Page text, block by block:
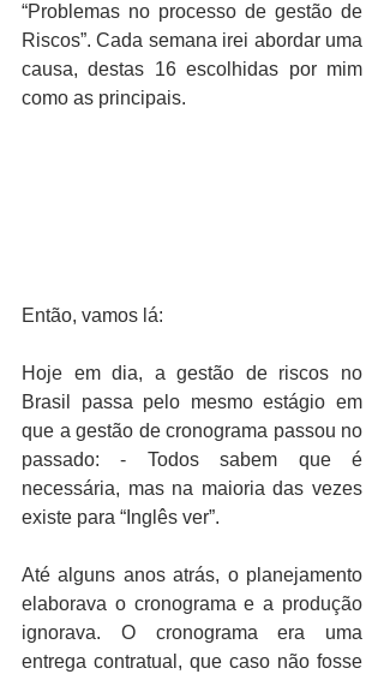
“Problemas no processo de gestão de
Riscos”. Cada semana irei abordar uma
causa, destas 16 escolhidas por mim
como as principais.
Então, vamos lá:
Hoje em dia, a gestão de riscos no
Brasil passa pelo mesmo estágio em
que a gestão de cronograma passou no
passado: - Todos sabem que é
necessária, mas na maioria das vezes
existe para “Inglês ver”.
Até alguns anos atrás, o planejamento
elaborava o cronograma e a produção
ignorava. O cronograma era uma
entrega contratual, que caso não fosse